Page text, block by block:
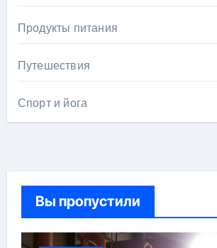
Продукты питания
Путешествия
Спорт и йога
Вы пропустили